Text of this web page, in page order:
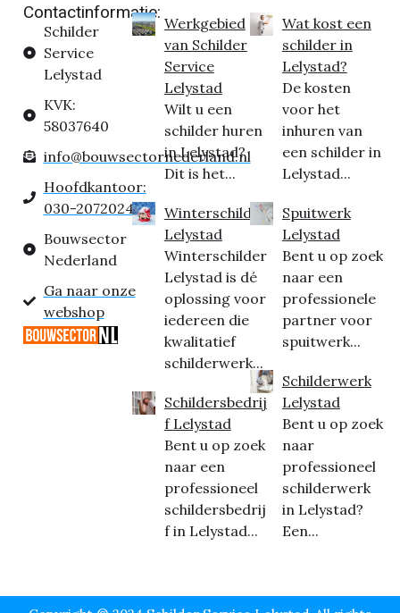
Contactinformatie:
Schilder
Service
Lelystad
KVK:
58037640
info@bouwsectornederland.nl
Hoofdkantoor:
030-2072024
Bouwsector
Nederland
Ga naar onze
webshop
Werkgebied
van Schilder
Service
Lelystad
Wilt u een
schilder huren
in Lelystad?
Dit is het...
Winterschilder
Lelystad
Winterschilder
Lelystad is dé
oplossing voor
iedereen die
kwalitatief
schilderwerk...
Schildersbedrij
f Lelystad
Bent u op zoek
naar een
professioneel
schildersbedrij
f in Lelystad...
Wat kost een
schilder in
Lelystad?
De kosten
voor het
inhuren van
een schilder in
Lelystad...
Spuitwerk
Lelystad
Bent u op zoek
naar een
professionele
partner voor
spuitwerk...
Schilderwerk
Lelystad
Bent u op zoek
naar
professioneel
schilderwerk
in Lelystad?
Een...